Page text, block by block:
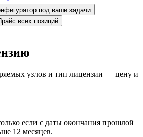
под ваши задачи
всех позиций
узлов и тип лицензии — цену и
если с даты окончания прошлой
12 месяцев.